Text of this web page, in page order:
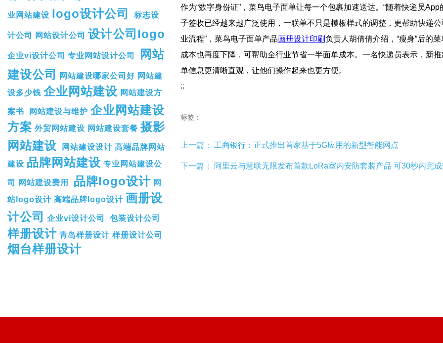
业网站建设 logo设计公司 标志设
计公司 网站设计公司 设计公司logo
企业vi设计公司 专业网站设计公司
网站
建设公司
网站建设哪家公司好 网站建
设多少钱 企业网站建设 网站建设方
案书 网站建设与维护 企业网站建设
方案 外贸网站建设 网站建设套餐 摄影
网站建设
网站建设设计 高端品牌网站
建设 品牌网站建设 专业网站建设公
司 网站建设费用 品牌logo设计 网
站logo设计 高端品牌logo设计 画册设
计公司
企业vi设计公司 包装设计公司
样册设计 青岛样册设计 样册设计公司
烟台样册设计
作为“数字身份证”，菜鸟电子面单让每一个包裹加速送达。“随着快递员App的普
子签收已经越来越广泛使用，一联单不只是模板样式的调整，更帮助快递
业流程”，菜鸟电子面单产品画册设计印刷负责人胡倩倩介绍，“瘦身”后的菜鸟电
成本也再度下降，可帮助全行业节省一半面单成本。一名快递员表示，新
单信息更清晰直观，让他们操作起来也更方便。
;;
标签：
上一篇： 工商银行：正式推出首家基于5G应用的新型智能网点
下一篇： 阿里云与慧联无限发布首款LoRa室内安防套装产品 可30秒内完